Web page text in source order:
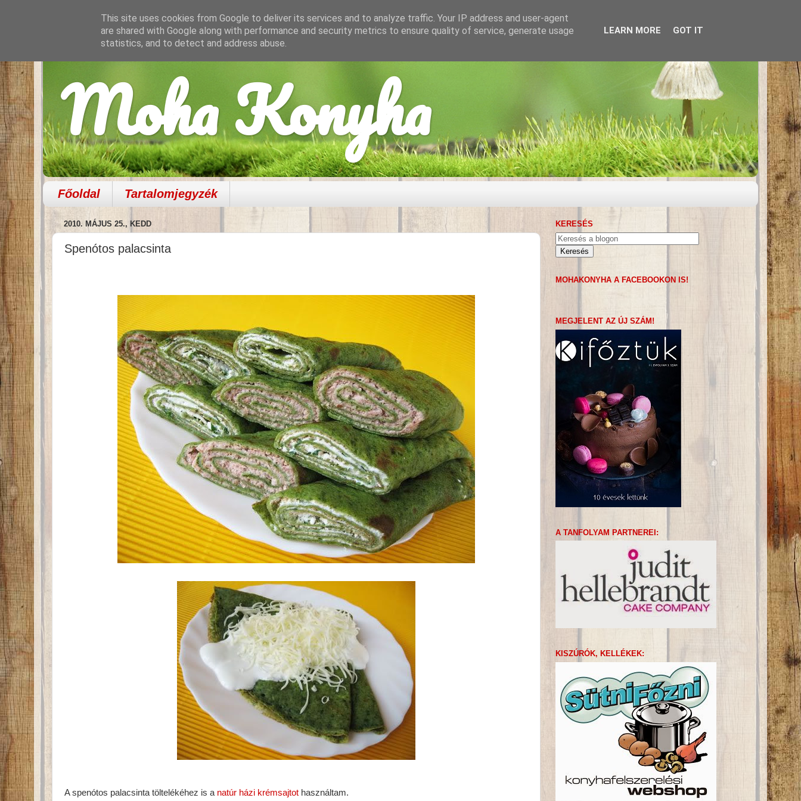
Moha Konyha
Főoldal Tartalomjegyzék
2010. MÁJUS 25., KEDD
Spenótos palacsinta
A spenótos palacsinta töltelékéhez is a natúr házi krémsajtot használtam.
KERESÉS
MOHAKONYHA A FACEBOOKON IS!
MEGJELENT AZ ÚJ SZÁM!
A TANFOLYAM PARTNEREI:
KISZÚRÓK, KELLÉKEK:
This site uses cookies from Google to deliver its services and to analyze traffic. Your IP address and user-agent
are shared with Google along with performance and security metrics to ensure quality of service, generate usage
statistics, and to detect and address abuse.
LEARN MORE GOT IT